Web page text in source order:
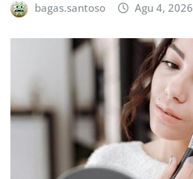
bagas.santoso Agu 4, 2026